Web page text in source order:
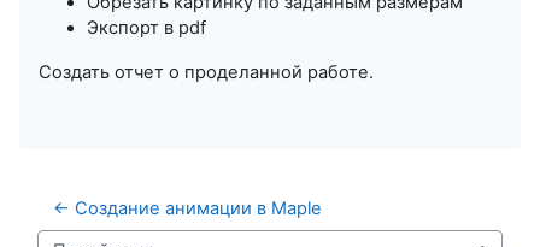
Экспорт в pdf
Создать отчет о проделанной работе.
← Создание анимации в Maple